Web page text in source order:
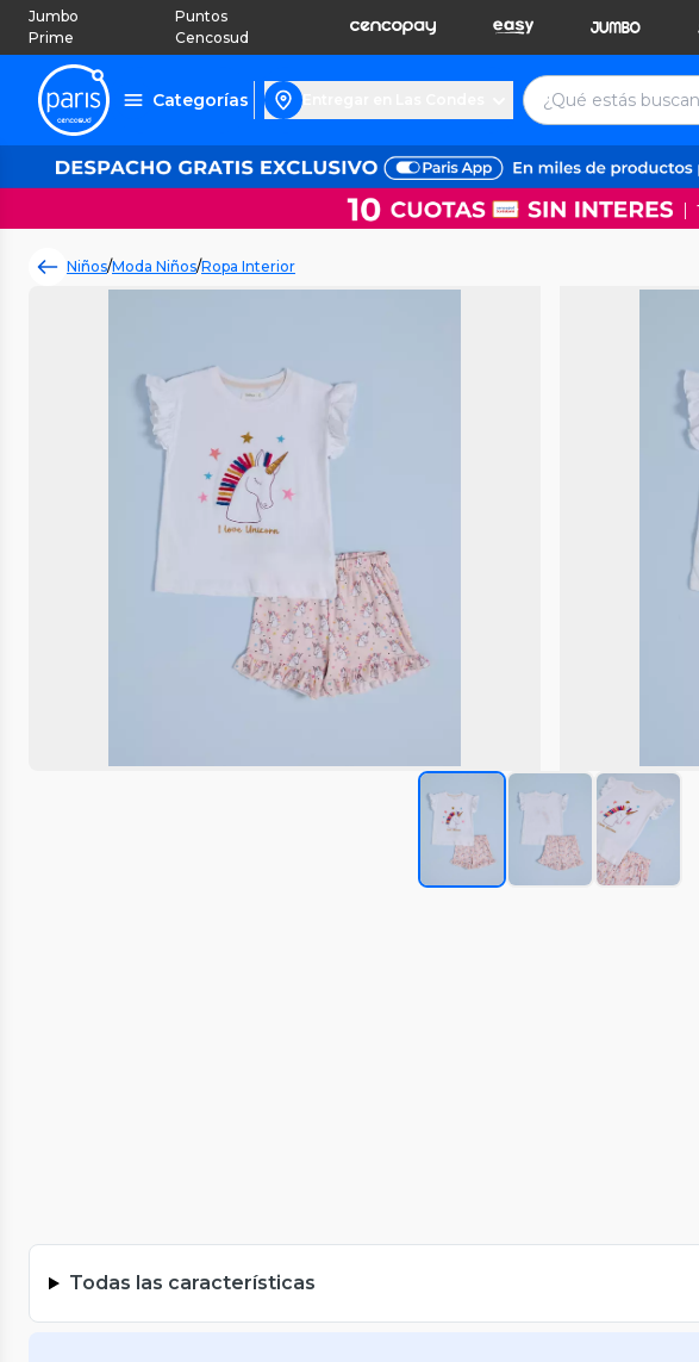
Jumbo
Prime
Puntos
Cencosud
Categorías
Niños/Moda Niños/Ropa Interior
Todas las características